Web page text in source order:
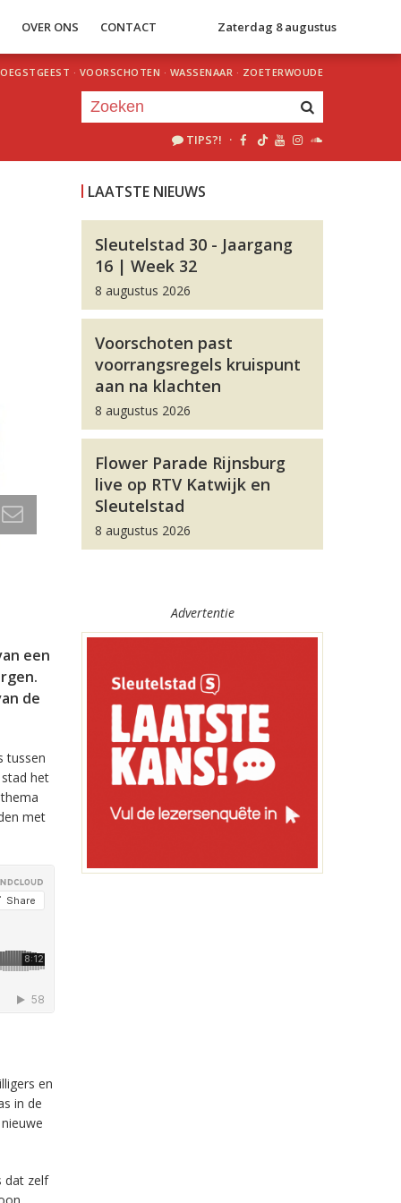
OVER ONS CONTACT Zaterdag 8 augustus
OEGSTGEEST · VOORSCHOTEN · WASSENAAR · ZOETERWOUDE
TIPS?! ·
een
de
tussen
het
met
en
in de
dat zelf
LAATSTE NIEUWS
Sleutelstad 30 - Jaargang
16 | Week 32
8 augustus 2026
Voorschoten past
voorrangsregels kruispunt
aan na klachten
8 augustus 2026
Flower Parade Rijnsburg
live op RTV Katwijk en
Sleutelstad
8 augustus 2026
Advertentie